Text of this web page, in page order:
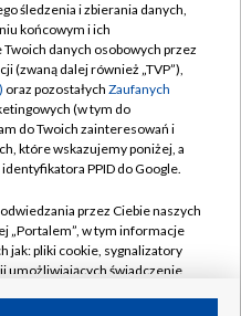
TVP
śledzenia i zbierania danych,
końcowym i ich
danych osobowych przez
(zwaną dalej również „TVP”),
oraz pozostałych Zaufanych
(w tym do
do Twoich zainteresowań i
które wskazujemy poniżej, a
PPID do Google.
przez Ciebie naszych
„Portalem”, w tym informacje
jak: pliki cookie, sygnalizatory
umożliwiających świadczenie